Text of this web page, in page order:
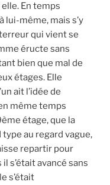
En temps
lui-même, mais s’y
qui vient se
éructe sans
bien que mal de
étages. Elle
ait l’idée de
même temps
étage, que la
au regard vague,
repartir pour
s’était avancé sans
s’était